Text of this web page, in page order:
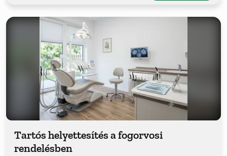
Tartós helyettesítés a fogorvosi
rendelésben